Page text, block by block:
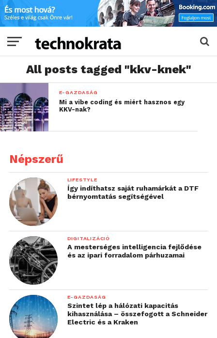
All posts tagged "kkv-knek"
E-GAZDASÁG
Mi a vibe coding és miért hasznos egy
KKV-nak?
Népszerű
LIFESTYLE
Így indíthatsz saját ruhamárkát a DTF
bérnyomtatás segítségével
DIGITALIZÁCIÓ
A mesterséges intelligencia fejlődése
és az ipari forradalom párhuzamai
E-GAZDASÁG
Szintet lép a hálózati kapacitás
kihasználása – összefogott a Schneider
Electric és a Kraken